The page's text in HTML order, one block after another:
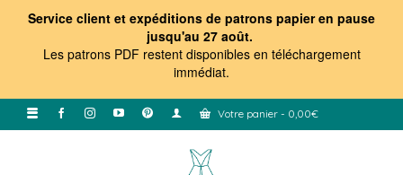
Service client et expéditions de patrons papier en pause
jusqu'au 27 août.
Les patrons PDF restent disponibles en téléchargement
immédiat.
Votre panier - 0,00€